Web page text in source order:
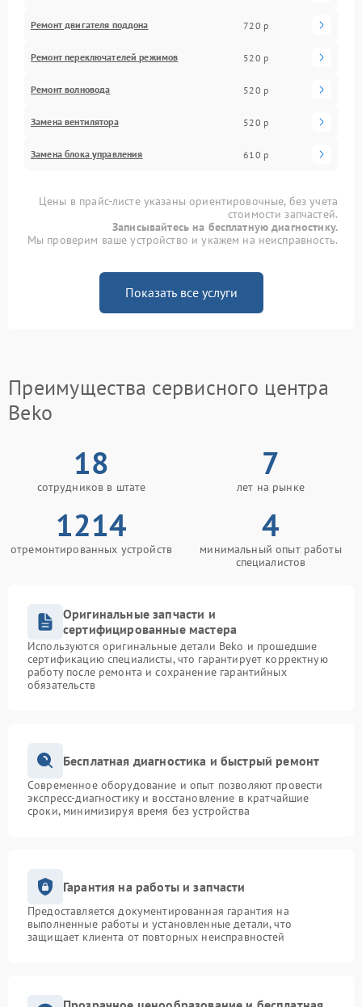
Ремонт двигателя поддона 720 р
Ремонт переключателей режимов 520 р
Ремонт волновода 520 р
Замена вентилятора 520 р
Замена блока управления 610 р
Цены в прайс-листе указаны ориентировочные, без учета
стоимости запчастей.
Записывайтесь на бесплатную диагностику.
Мы проверим ваше устройство и укажем на неисправность.
Показать все услуги
Преимущества сервисного центра
Beko
18
сотрудников в штате
7
лет на рынке
1214
отремонтированных устройств
4
минимальный опыт работы
специалистов
Оригинальные запчасти и
сертифицированные мастера
Используются оригинальные детали Beko и прошедшие
сертификацию специалисты, что гарантирует корректную
работу после ремонта и сохранение гарантийных
обязательств
Бесплатная диагностика и быстрый ремонт
Современное оборудование и опыт позволяют провести
экспресс-диагностику и восстановление в кратчайшие
сроки, минимизируя время без устройства
Гарантия на работы и запчасти
Предоставляется документированная гарантия на
выполненные работы и установленные детали, что
защищает клиента от повторных неисправностей